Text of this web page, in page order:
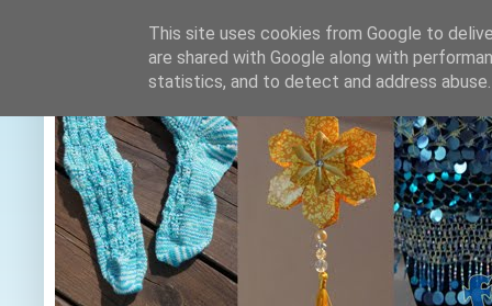
This site uses cookies from Google to
are shared with Google along with
statistics, and to detect and address abuse.